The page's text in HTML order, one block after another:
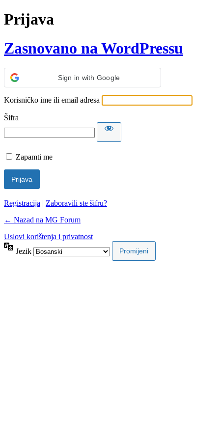
Prijava
Zasnovano na WordPressu
Sign in with Google
Korisničko ime ili email adresa
Šifra
Zapamti me
Registracija | Zaboravili ste šifru?
← Nazad na MG Forum
Uslovi korištenja i privatnost
Jezik